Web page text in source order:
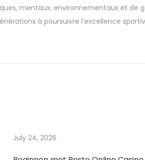
mentaux, environnementaux et de
à poursuivre l’excellence
July 24, 2026